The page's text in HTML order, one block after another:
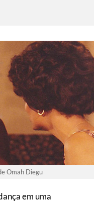
Omah Diegu
em uma